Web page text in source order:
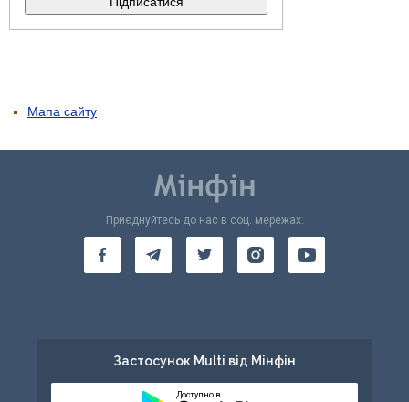
Мапа сайту
Приєднуйтесь до нас в соц. мережах:
Застосунок Multi від Мінфін
Доступно в